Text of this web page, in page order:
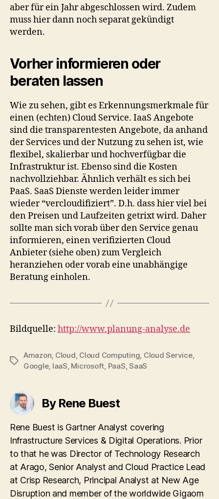
aber für ein Jahr abgeschlossen wird. Zudem
muss hier dann noch separat gekündigt
werden.
Vorher informieren oder
beraten lassen
Wie zu sehen, gibt es Erkennungsmerkmale für
einen (echten) Cloud Service. IaaS Angebote
sind die transparentesten Angebote, da anhand
der Services und der Nutzung zu sehen ist, wie
flexibel, skalierbar und hochverfügbar die
Infrastruktur ist. Ebenso sind die Kosten
nachvollziehbar. Ähnlich verhält es sich bei
PaaS. SaaS Dienste werden leider immer
wieder “vercloudifiziert”. D.h. dass hier viel bei
den Preisen und Laufzeiten getrixt wird. Daher
sollte man sich vorab über den Service genau
informieren, einen verifizierten Cloud
Anbieter (siehe oben) zum Vergleich
heranziehen oder vorab eine unabhängige
Beratung einholen.
Bildquelle: http://www.planung-analyse.de
Tags
Amazon, Cloud, Cloud Computing, Cloud Service,
Google, IaaS, Microsoft, PaaS,SaaS
By Rene Buest
Rene Buest is Gartner Analyst covering
Infrastructure Services & Digital Operations. Prior
to that he was Director of Technology Research
at Arago, Senior Analyst and Cloud Practice Lead
at Crisp Research, Principal Analyst at New Age
Disruption and member of the worldwide Gigaom